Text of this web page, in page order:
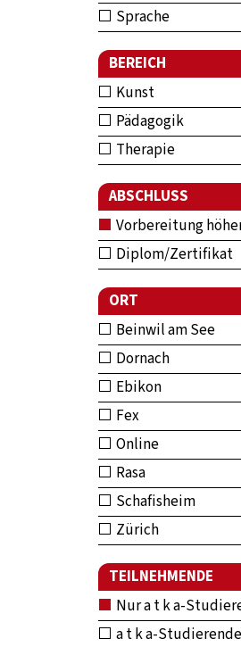
Sprache
BEREICH
Kunst
Pädagogik
Therapie
ABSCHLUSS
Vorbereitung
Diplom/Zertifikat
ORT
Beinwil am See
Dornach
Ebikon
Fex
Online
Rasa
Schafisheim
Zürich
TEILNEHMENDE
Nur a t k a-
a t k a-